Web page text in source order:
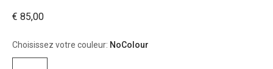
€ 85,00
Choisissez votre couleur: NoColour